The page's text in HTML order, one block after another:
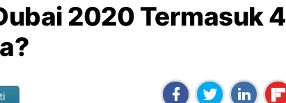
2020 Termasuk 4